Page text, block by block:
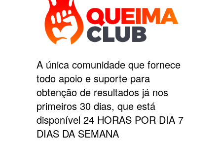
A única comunidade que fornece
todo apoio e suporte para
obtenção de resultados já nos
primeiros 30 dias, que está
disponível 24 HORAS POR DIA 7
DIAS DA SEMANA